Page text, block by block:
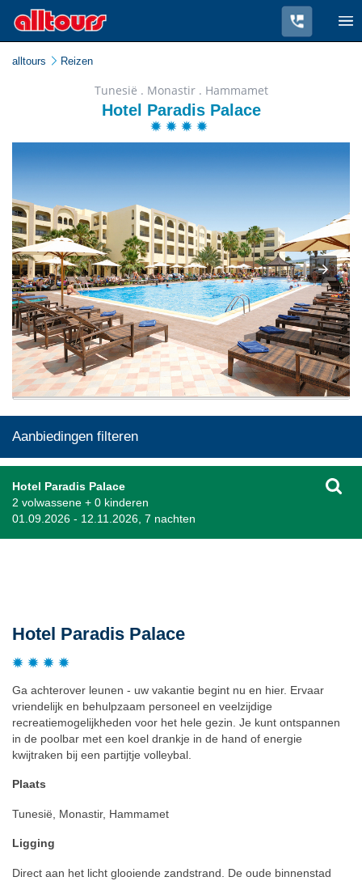
alltours Reizen
Tunesië . Monastir . Hammamet
Hotel Paradis Palace
Aanbiedingen filteren
Hotel Paradis Palace
2 volwassene + 0 kinderen
01.09.2026 - 12.11.2026, 7 nachten
Hotel Paradis Palace
Ga achterover leunen - uw vakantie begint nu en hier. Ervaar
vriendelijk en behulpzaam personeel en veelzijdige
recreatiemogelijkheden voor het hele gezin. Je kunt ontspannen
in de poolbar met een koel drankje in de hand of energie
kwijtraken bij een partijtje volleybal.
Plaats
Tunesië, Monastir, Hammamet
Ligging
Direct aan het licht glooiende zandstrand. De oude binnenstad